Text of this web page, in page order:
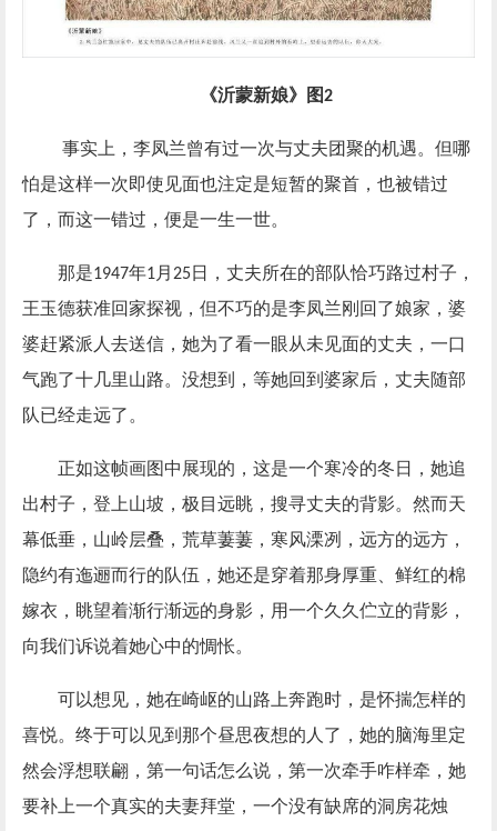
《沂蒙新娘》图2
事实上，李凤兰曾有过一次与丈夫团聚的机遇。但哪
怕是这样一次即使见面也注定是短暂的聚首，也被错过
了，而这一错过，便是一生一世。
那是1947年1月 25日，丈夫所在的部队恰巧路过村子，
王玉德获准回家探视，但不巧的是李凤兰刚回了娘家，婆
婆赶紧派人去送信，她为了看一眼从未见面的丈夫，一口
气跑了十几里山路。没想到，等她回到婆家后，丈夫随部
队已经走远了。
正如这帧画图中展现的，这是一个寒冷的冬日，她追
出村子，登上山坡，极目远眺，搜寻丈夫的背影。然而天
幕低垂，山岭层叠，荒草萋萋，寒风溧冽，远方的远方，
隐约有迤逦而行的队伍，她还是穿着那身厚重、鲜红的棉
嫁衣，眺望着渐行渐远的身影，用一个久久伫立的背影，
向我们诉说着她心中的惆怅。
可以想见，她在崎岖的山路上奔跑时，是怀揣怎样的
喜悦。终于可以见到那个昼思夜想的人了，她的脑海里定
然会浮想联翩，第一句话怎么说，第一次牵手咋样牵，她
要补上一个真实的夫妻拜堂，一个没有缺席的洞房花烛